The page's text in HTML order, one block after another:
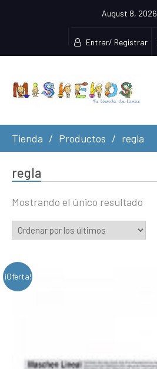
August 8, 2026
Entrar/ Registrar
Tienda Productos regla
regla
Mostrando el único resultado
¡Oferta!